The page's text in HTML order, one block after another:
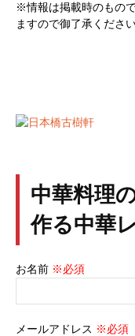
※情報は掲載時のもの
ますので御了承ください
中華料理
作る中華
お名前 ※必須
メールアドレス ※必須